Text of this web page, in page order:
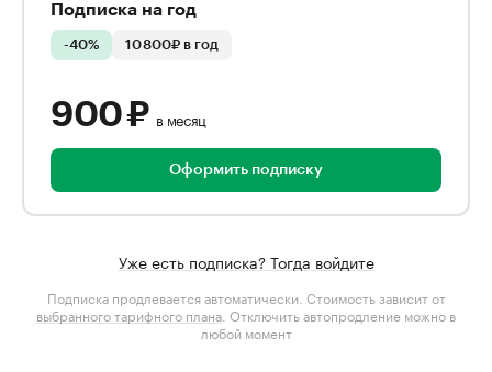
Подписка на год
-40% 10 800₽ в год
900 ₽ в месяц
Оформить подписку
Уже есть подписка? Тогда войдите
Подписка продлевается автоматически. Стоимость зависит от
выбранного тарифного плана . Отключить автопродление можно в
любой момент